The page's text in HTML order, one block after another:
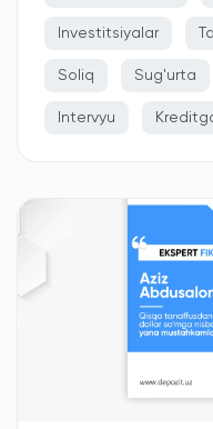
Investitsiyalar
Soliq Sug'urta
Intervyu